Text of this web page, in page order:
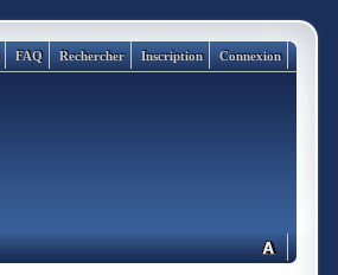
Connexion
Inscription
Rechercher
FAQ